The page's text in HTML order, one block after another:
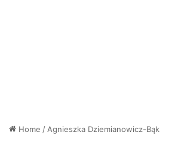
Home / Agnieszka Dziemianowicz-Bąk